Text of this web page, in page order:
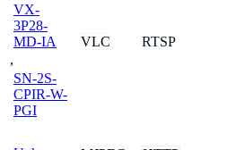
VX-
3P28-
MD-IA
,
SN-2S-
CPIR-W-
PGI
VLC RTSP